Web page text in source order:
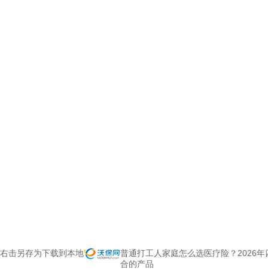
右击另存为下载到本地
普通打工人家庭怎么选医疗险？2026
合的产品